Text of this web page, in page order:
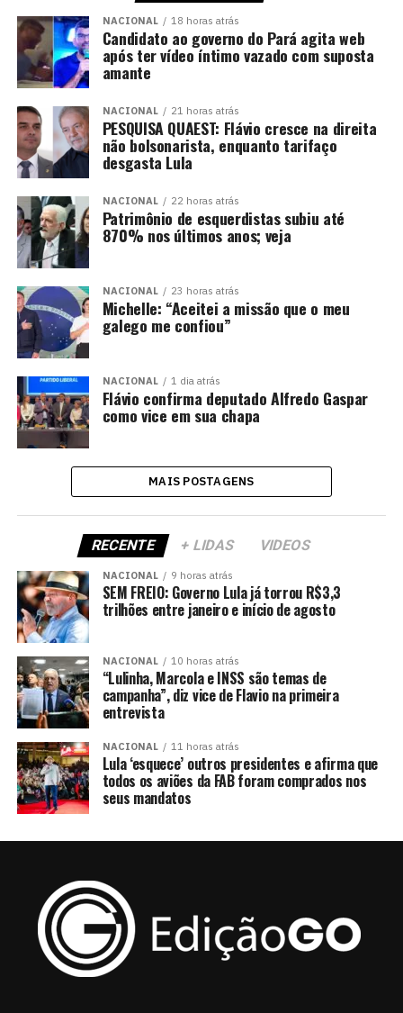
NACIONAL 18 horas atrás
Candidato ao governo do Pará agita web
após ter vídeo íntimo vazado com suposta
amante
NACIONAL 21 horas atrás
PESQUISA QUAEST: Flávio cresce na direita
não bolsonarista, enquanto tarifaço
desgasta Lula
NACIONAL 22 horas atrás
Patrimônio de esquerdistas subiu até
870% nos últimos anos; veja
NACIONAL 23 horas atrás
Michelle: “Aceitei a missão que o meu
galego me confiou”
NACIONAL 1 dia atrás
Flávio confirma deputado Alfredo Gaspar
como vice em sua chapa
MAIS POSTAGENS
RECENTE + LIDAS VIDEOS
NACIONAL 9 horas atrás
SEM FREIO: Governo Lula já torrou R$3,3
trilhões entre janeiro e início de agosto
NACIONAL 10 horas atrás
“Lulinha, Marcola e INSS são temas de
campanha”, diz vice de Flavio na primeira
entrevista
NACIONAL 11 horas atrás
Lula ‘esquece’ outros presidentes e afirma que
todos os aviões da FAB foram comprados nos
seus mandatos